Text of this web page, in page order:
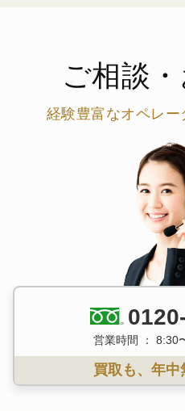
ご相談
経験豊富なオペレ
営業時間 ： 8:30
買取も、年中